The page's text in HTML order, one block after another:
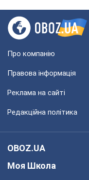
Про компанію
Правова інформація
Реклама на сайті
Редакційна політика
OBOZ.UA
Моя Школа